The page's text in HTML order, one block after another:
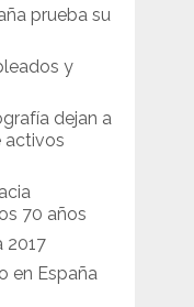
prueba su
y
dejan a
activos
70 años
2017
en España